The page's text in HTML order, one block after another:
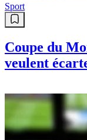
Sport
Coupe du
veulent